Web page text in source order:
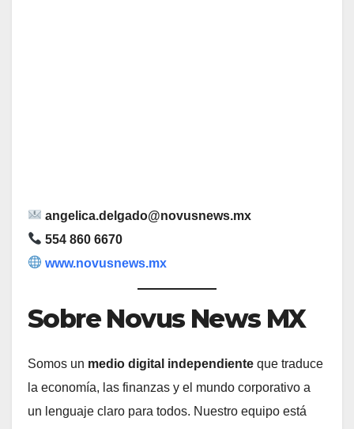
angelica.delgado@novusnews.mx
554 860 6670
www.novusnews.mx
Sobre Novus News MX
Somos un medio digital independiente que traduce
la economía, las finanzas y el mundo corporativo a
un lenguaje claro para todos. Nuestro equipo está